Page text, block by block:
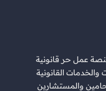
عمل حر قانونية
القانونية
والمستشارين